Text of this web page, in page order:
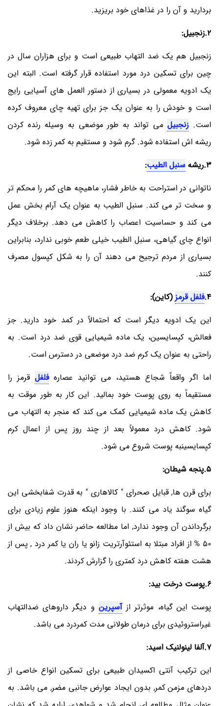
بردارید و آن را در غذاهای خود بریزید.
2.زنجبیل:
زنجبیل هم یک ضد التهاب طبیعی است و برای هزاران سال در
چین برای تسکین درد مورد استفاده قرار گرفته است. البته این
یک ادویه معمولی در بسیاری از دستور العمل های آسیایی رایج
است و خودش را به عنوان یک جز برای تهیه چای معروف کرده
است. زنجبیلمی تواند به طور موضعی به وسیله رنده کردن
ریشه اش استفاده شود. گرم شود و مستقیم به کمر زده شود.
3.ریشه
سنبل الطیب:
ناتوانی در استراحت به خاطر فشار، ماهیچه های کمر را محکم تر
و سخت تر می کند. سنبل الطیب به عنوان یک آرام بخش عمل
می کند و حساسیت اعصاب را کاهش می دهد. برخلاف دیگر
انواع چای گیاهی، سنبل الطیب خیلی طعم خوبی ندارد، بنابراین
بسیاری از مردم ترجیح می دهند آن را به شکل کپسول مصرف
کنند.
4. فلفل قرمز(کاین):
این یک ادویه دیگر است که احتمالاً در کمد خود دارید. جز
فعالش، کپسایسین، یک ماده شیمیایی قوی ضد درد است. به
راحتی به عنوان یک کرم ضد درد موضعی در دسترس است.
اما اگر واقعاً شجاع هستید، می توانید عصارهفلفل قرمز را
مستقیماً به روی پوست خود بمالید. این کار به طور موقت به
کاهش یک ماده شیمیایی کمک می کند که منجر به التهاب می
شود. کاهش درد معمولاً بعد از چند روز پس از اعمال کرم
کپسایسینبه پوست شروع می شود.
5.پنجه شیطان:
برای قرن ها, قبایل صحرای " کالاهاری " به قدرت شفابخشی این
گیاه سوگند یاد می کنند. با وجود اینکه هنوز علوم زیادی برای
برگرداندن آن وجود ندارد, اما مطالعه حاضر نشان داد که بیش از
50 % از افراد مبتلا به استئوآرتریت زانو یا ران یا کمر درد , پس از
هشت هفته کاهش درد کمتری را گزارش کردند.
6.پوست درخت بید:
پوست این گیاه، موثرتر ازآسپرین و دیگر داروهای ضدالتهاب
غیراستروئیدی برای درمان طولانی مدت کمردرد می باشد.
7.آلفا لینولنیک اسید:
این ترکیب آنتی اکسیدان طبیعی برای تسکین انواع خاصی از
دردهای مزمن کمر, بدون ایجاد عوارض جانبی مضر, می باشد. به